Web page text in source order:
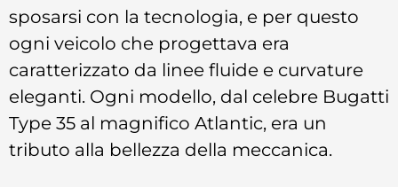
sposarsi con la tecnologia, e per questo
ogni veicolo che progettava era
caratterizzato da linee fluide e curvature
eleganti. Ogni modello, dal celebre Bugatti
Type 35 al magnifico Atlantic, era un
tributo alla bellezza della meccanica.